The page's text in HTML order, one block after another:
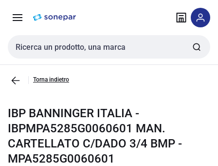
navigazione alla
Cerca input
Torna indietro
IBP BANNINGER ITALIA -
IBPMPA5285G0060601 MAN.
CARTELLATO C/DADO 3/4 BMP -
MPA5285G0060601